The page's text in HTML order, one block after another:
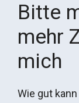
Bitte
mehr
mich
Wie gut